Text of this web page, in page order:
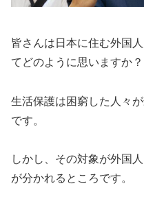
皆さんは日本に住む外国
てどのように思いますか？
生活保護は困窮した人々
です。
しかし、その対象が外国
が分かれるところです。